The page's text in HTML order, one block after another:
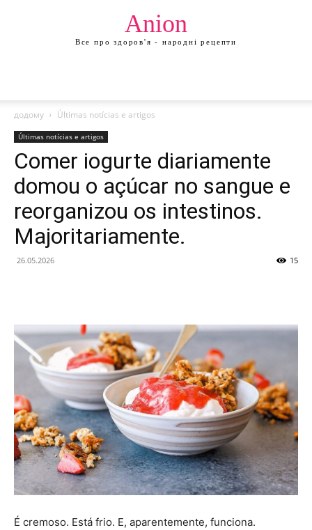
Anion
Все про здоров'я - народні рецепти
додому Últimas notícias e artigos
Últimas notícias e artigos
Comer iogurte diariamente
domou o açúcar no sangue e
reorganizou os intestinos.
Majoritariamente.
26.05.2026 15
É cremoso. Está frio. E, aparentemente, funciona.